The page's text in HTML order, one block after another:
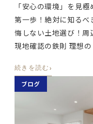
「安心の環境」を見
第一歩！絶対に知る
悔しない土地選び！周
現地確認の鉄則 理想
続きを読む ›
ブログ